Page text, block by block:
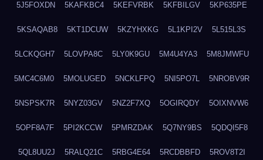
5J5FOXDN 5KAFKBC4 5KEFVRBK 5KFBILGV 5KP635PE
5KSAQAB8 5KT1DCUW 5KZYHXKG 5L1KPI2V 5L515L3S
5LCKQGH7 5LOVPA8C 5LY0K9GU 5M4U4YA3 5M8JMWFU
5MC4C6M0 5MOLUGED 5NCKLFPQ 5NI5PO7L 5NROBV9R
5NSPSK7R 5NYZ03GV 5NZ2F7XQ 5OGIRQDY 5OIXNVW6
5OPF8A7F 5PI2KCCW 5PMRZDAK 5Q7NY9BS 5QDQI5F8
5QL8UU2J 5RALQ21C 5RBG4E64 5RCDBBFD 5ROV8T2I